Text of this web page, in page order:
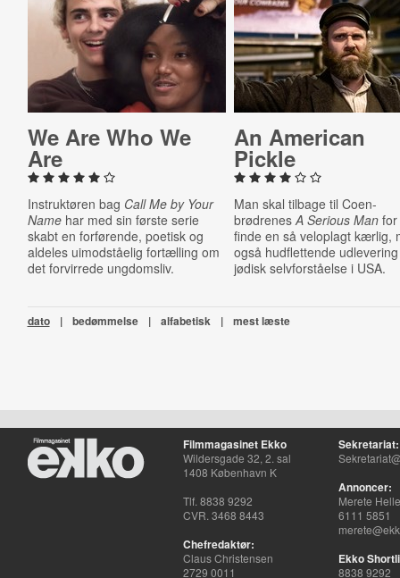
We Are Who We
Are
Instruktøren bag Call Me by Your
Namehar med sin første serie
skabt en forførende, poetisk og
aldeles uimodståelig fortælling om
det forvirrede ungdomsliv.
An American
Pickle
Man skal tilbage til Coen-
brødrenesA Serious Man
finde en så veloplagt kærlig,
også hudflettende
jødisk selvforståelse i USA.
dato | bedømmelse | alfabetisk | mest læste
Filmmagasinet Ekko
Wildersgade 32, 2. sal
1408 København K
Tlf. 8838 9292
CVR. 3468 8443
Chefredaktør:
Claus Christensen
2729 0011
Sekretariat:
Annoncer:
Merete
6111 5851
Ekko
8838 9292